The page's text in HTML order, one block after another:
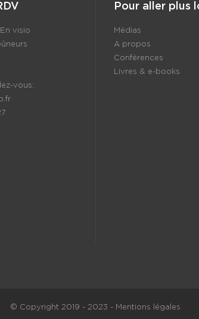
visio
vous:
Pour aller plus
Médias
A propos
Conférences
Livres & e-books
© Copyright 2019 - 2023 - Mentions légales